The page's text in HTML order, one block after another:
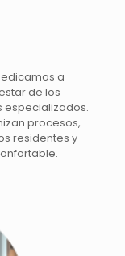
a
de los
especializados.
procesos,
residentes y